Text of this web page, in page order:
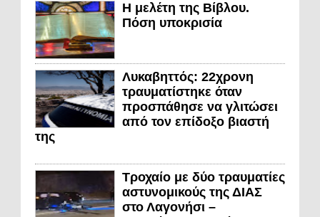
Η μελέτη της Βίβλου.
Πόση υποκρισία
Λυκαβηττός: 22χρονη
τραυματίστηκε όταν
προσπάθησε να γλιτώσει
από τον επίδοξο βιαστή
της
Τροχαίο με δύο τραυματίες
αστυνομικούς της ΔΙΑΣ
στο Λαγονήσι –